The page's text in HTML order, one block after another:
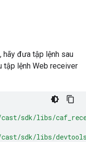
, hãy đưa tập lệnh sau
tập lệnh Web receiver
cast/sdk/libs/
cast/sdk/libs/